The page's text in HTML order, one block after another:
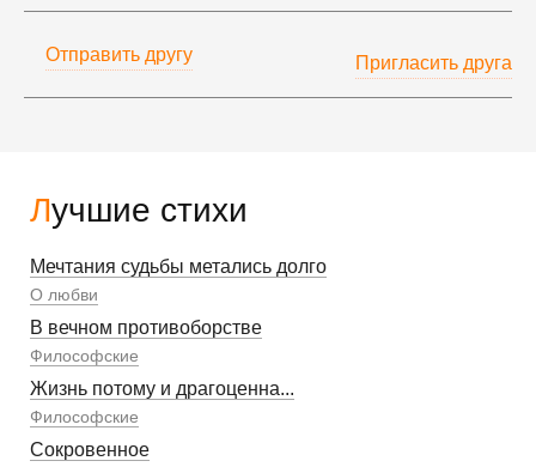
Лучшие стихи
Мечтания судьбы метались долго
О любви
В вечном противоборстве
Философские
Жизнь потому и драгоценна...
Философские
Сокровенное
Отправить другу Пригласить друга